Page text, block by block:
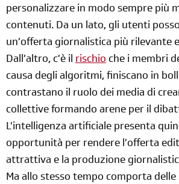
personalizzare in modo sempre più
contenuti. Da un lato, gli utenti
un’offerta giornalistica più rilevante
Dall’altro, c’è il rischio che i membri
causa degli algoritmi, finiscano in
contrastano il ruolo dei media di
collettive formando arene per il
L’intelligenza artificiale presenta
opportunità per rendere l’offerta
attrattiva e la produzione
Ma allo stesso tempo comporta delle